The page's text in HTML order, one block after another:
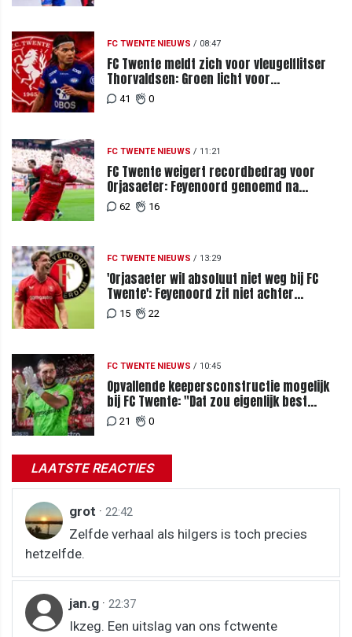
FC TWENTE NIEUWS / 08:47
FC Twente meldt zich voor vleugelflitser
Thorvaldsen: Groen licht voor
miljoenenbod
41 0
FC TWENTE NIEUWS / 11:21
FC Twente weigert recordbedrag voor
Orjasaeter: Feyenoord genoemd na
megabod
62 16
FC TWENTE NIEUWS / 13:29
'Orjasaeter wil absoluut niet weg bij FC
Twente': Feyenoord zit niet achter
recordbod
15 22
FC TWENTE NIEUWS / 10:45
Opvallende keepersconstructie mogelijk
bij FC Twente: "Dat zou eigenlijk best
kunnen"
21 0
LAATSTE REACTIES
grot · 22:42
Zelfde verhaal als hilgers is toch precies
hetzelfde.
jan.g · 22:37
Ikzeg. Een uitslag van ons fctwente